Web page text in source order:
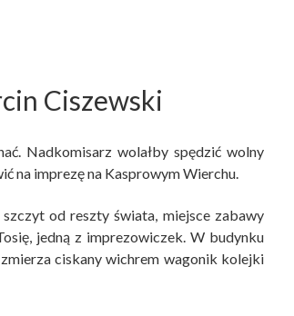
Ciszewski
Nadkomisarz wolałby spędzić wolny
na imprezę na Kasprowym Wierchu.
od reszty świata, miejsce zabawy
jedną z imprezowiczek. W budynku
ciskany wichrem wagonik kolejki